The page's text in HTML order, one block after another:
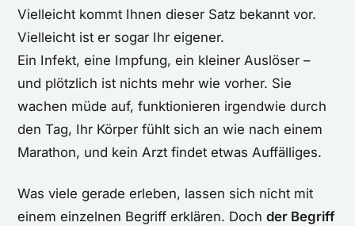
Vielleicht kommt Ihnen dieser Satz bekannt vor.
Vielleicht ist er sogar Ihr eigener.
Ein Infekt, eine Impfung, ein kleiner Auslöser –
und plötzlich ist nichts mehr wie vorher. Sie
wachen müde auf, funktionieren irgendwie durch
den Tag, Ihr Körper fühlt sich an wie nach einem
Marathon, und kein Arzt findet etwas Auffälliges.
Was viele gerade erleben, lassen sich nicht mit
einem einzelnen Begriff erklären. Dochder Begriff